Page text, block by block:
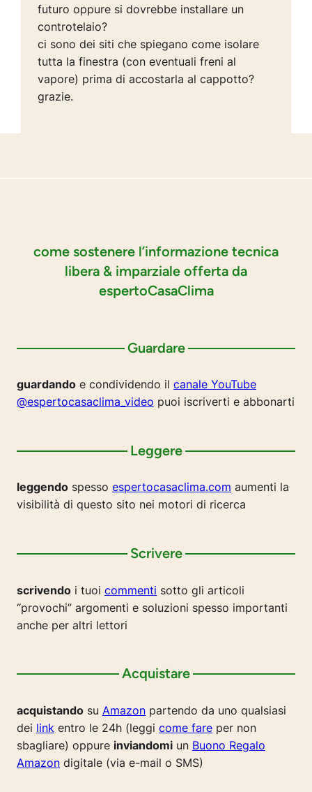
futuro oppure si dovrebbe installare un
controtelaio?
ci sono dei siti che spiegano come isolare
tutta la finestra (con eventuali freni al
vapore) prima di accostarla al cappotto?
grazie.
come sostenere l’informazione tecnica
libera & imparziale offerta da
espertoCasaClima
Guardare
guardando e condividendo il canale YouTube
@espertocasaclima_video puoi iscriverti e abbonarti
Leggere
leggendo spesso espertocasaclima.com aumenti la
visibilità di questo sito nei motori di ricerca
Scrivere
scrivendo i tuoi commenti sotto gli articoli
“provochi” argomenti e soluzioni spesso importanti
anche per altri lettori
Acquistare
acquistando su Amazon partendo da uno qualsiasi
dei link entro le 24h (leggi come fare per non
sbagliare) oppure inviandomi un Buono Regalo
Amazon digitale (via e-mail o SMS)